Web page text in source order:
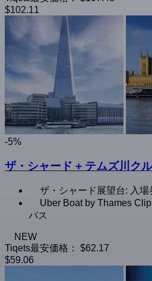
$102.11
-5%
ザ・シャード + テムズ川ク
ザ・シャード展望台: 入場
Uber Boat by Thames
パス
NEW
Tiqets最安価格：
$62.17
$59.06